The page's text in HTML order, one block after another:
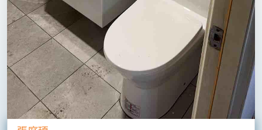
客服信箱：info@twfix.com.tw